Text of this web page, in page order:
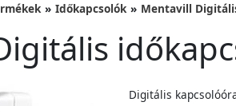
Időkapcsolók Mentavill
Digitális